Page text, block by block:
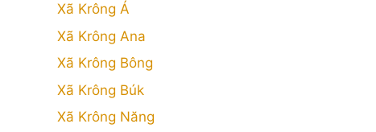
Xã Krông Á
Xã Krông Ana
Xã Krông Bông
Xã Krông Búk
Xã Krông Năng